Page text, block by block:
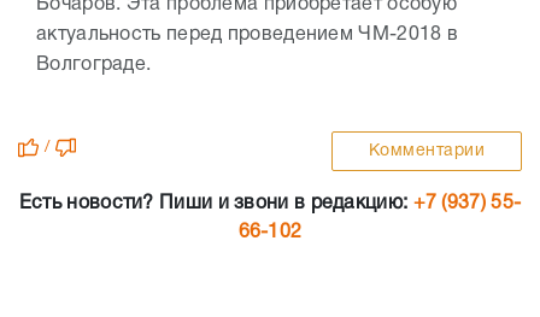
Бочаров. Эта проблема приобретает особую
актуальность перед проведением ЧМ-2018 в
Волгограде.
/ Комментарии
Есть новости? Пиши и звони в редакцию: +7 (937) 55-
66-102